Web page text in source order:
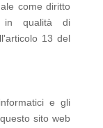
come diritto
in qualità di
13 del
e gli
sito web